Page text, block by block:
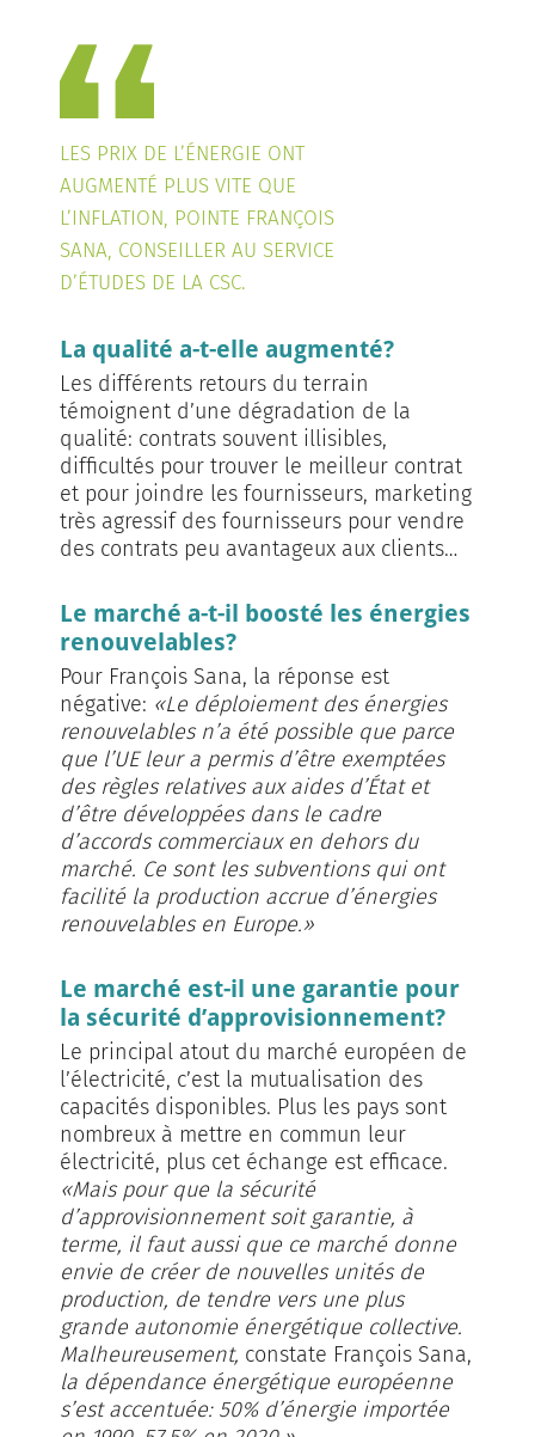
LES PRIX DE L’ÉNERGIE ONT
AUGMENTÉ PLUS VITE QUE
L’INFLATION, POINTE FRANÇOIS
SANA, CONSEILLER AU SERVICE
D’ÉTUDES DE LA CSC.
La qualité a-t-elle augmenté?
Les différents retours du terrain
témoignent d’une dégradation de la
qualité: contrats souvent illisibles,
difficultés pour trouver le meilleur contrat
et pour joindre les fournisseurs, marketing
très agressif des fournisseurs pour vendre
des contrats peu avantageux aux clients…
Le marché a-t-il boosté les énergies
renouvelables?
Pour François Sana, la réponse est
négative: «Le déploiement des énergies
renouvelables n’a été possible que parce
que l’UE leur a permis d’être exemptées
des règles relatives aux aides d’État et
d’être développées dans le cadre
d’accords commerciaux en dehors du
marché. Ce sont les subventions qui ont
facilité la production accrue d’énergies
renouvelables en Europe.»
Le marché est-il une garantie pour
la sécurité d’approvisionnement?
Le principal atout du marché européen de
l’électricité, c’est la mutualisation des
capacités disponibles. Plus les pays sont
nombreux à mettre en commun leur
électricité, plus cet échange est efficace.
«Mais pour que la sécurité
d’approvisionnement soit garantie, à
terme, il faut aussi que ce marché donne
envie de créer de nouvelles unités de
production, de tendre vers une plus
grande autonomie énergétique collective.
Malheureusement, constate François Sana,
la dépendance énergétique européenne
s’est accentuée: 50% d’énergie importée